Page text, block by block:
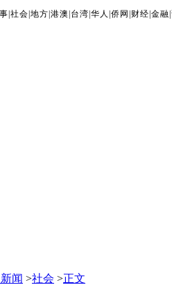
|社会 |地方 |港澳 台湾 |华人 |侨网 财经 |金融 |
闻 >社会 >正文